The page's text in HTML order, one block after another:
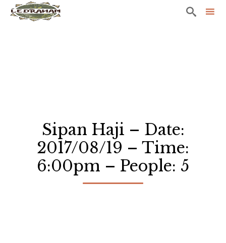

Sipan Haji – Date:
2017/08/19 – Time:
6:00pm – People: 5